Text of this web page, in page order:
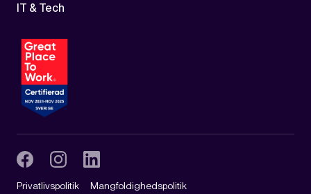
IT & Tech
Privatlivspolitik Mangfoldighedspolitik